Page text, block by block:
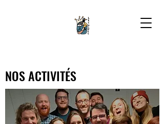
NOS ACTIVITÉS